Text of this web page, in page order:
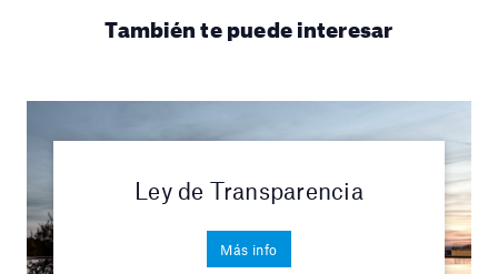
También te puede interesar
Ley de Transparencia
Más info